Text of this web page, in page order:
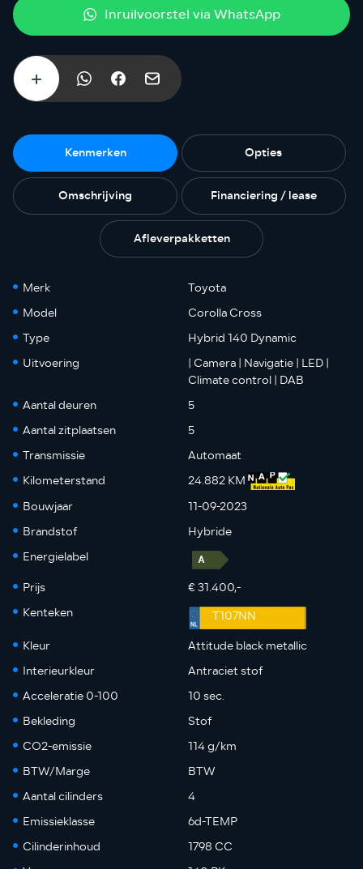
Inruilvoorstel via WhatsApp
Kenmerken Opties
Omschrijving Financiering / lease
Afleverpakketten
Merk
Toyota
Model
Corolla Cross
Type
Hybrid 140 Dynamic
Uitvoering
| Camera | Navigatie | LED |
Climate control | DAB
Aantal deuren
5
Aantal zitplaatsen
5
Transmissie
Automaat
Kilometerstand
24.882 KM
Bouwjaar
11-09-2023
Brandstof
Hybride
Energielabel
Prijs
€ 31.400,-
Kenteken
T107NN
Kleur
Attitude black metallic
Interieurkleur
Antraciet stof
Acceleratie 0-100
10 sec.
Bekleding
Stof
CO2-emissie
114 g/km
BTW/Marge
BTW
Aantal cilinders
4
Emissieklasse
6d-TEMP
Cilinderinhoud
1798 CC